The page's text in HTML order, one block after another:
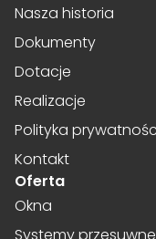
Nasza historia
Dokumenty
Dotacje
Realizacje
Polityka
Kontakt
Oferta
Okna